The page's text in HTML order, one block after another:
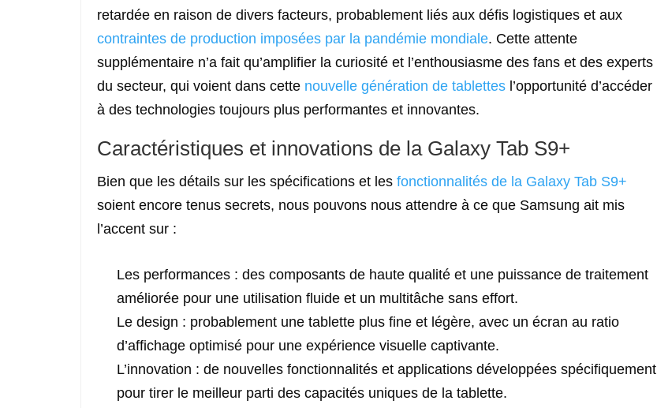
retardée en raison de divers facteurs, probablement liés aux défis logistiques et aux
contraintes de production imposées par la pandémie mondiale. Cette attente
supplémentaire n’a fait qu’amplifier la curiosité et l’enthousiasme des fans et des experts
du secteur, qui voient dans cette nouvelle génération de tablettes l’opportunité d’accéder
à des technologies toujours plus performantes et innovantes.
Caractéristiques et innovations de la Galaxy Tab S9+
Bien que les détails sur les spécifications et les fonctionnalités de la Galaxy Tab S9+
soient encore tenus secrets, nous pouvons nous attendre à ce que Samsung ait mis
l’accent sur :
Les performances : des composants de haute qualité et une puissance de traitement
améliorée pour une utilisation fluide et un multitâche sans effort.
Le design : probablement une tablette plus fine et légère, avec un écran au ratio
d’affichage optimisé pour une expérience visuelle captivante.
L’innovation : de nouvelles fonctionnalités et applications développées spécifiquement
pour tirer le meilleur parti des capacités uniques de la tablette.